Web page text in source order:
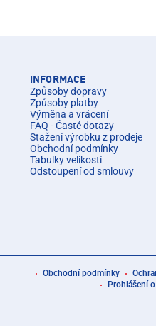
INFORMACE
Způsoby dopravy
Způsoby platby
Výměna a vrácení
FAQ - Časté dotazy
Stažení výrobku z prodeje
Obchodní podmínky
Tabulky velikostí
Odstoupení od smlouvy
Obchodní podmínky
Prohlášení